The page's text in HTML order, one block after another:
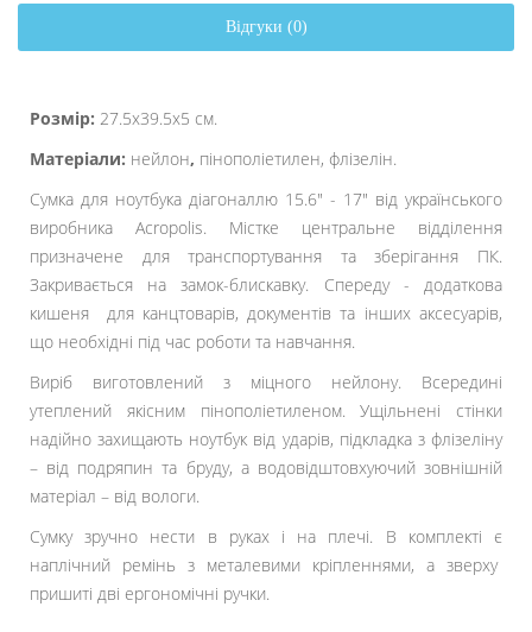
Відгуки (0)
Розмір: 27.5х39.5х5 см.
Матеріали: нейлон, пінополіетилен, флізелін.
Сумка для ноутбука діагоналлю 15.6" - 17" від українського
виробника Acropolis. Містке центральне відділення
призначене для транспортування та зберігання ПК.
Закривається на замок-блискавку. Спереду - додаткова
кишеня для канцтоварів, документів та інших аксесуарів,
що необхідні під час роботи та навчання.
Виріб виготовлений з міцного нейлону. Всередині
утеплений якісним пінополіетиленом.Ущільнені стінки
надійно захищають ноутбук від ударів, підкладка з флізеліну
– від подряпин та бруду, а водовідштовхуючий зовнішній
матеріал – від вологи.
Сумку зручно нести в руках і на плечі. В комплекті є
наплічний ремінь з металевими кріпленнями, а зверху
пришиті дві ергономічні ручки.